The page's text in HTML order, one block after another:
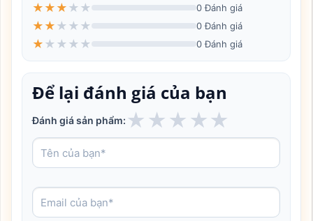
★ ★ ★ ★ ★ 0 Đánh giá
★ ★ ★ ★ ★ 0 Đánh giá
★ ★ ★ ★ ★ 0 Đánh giá
Để lại đánh giá của bạn
Đánh giá sản phẩm: ★ ★ ★ ★★